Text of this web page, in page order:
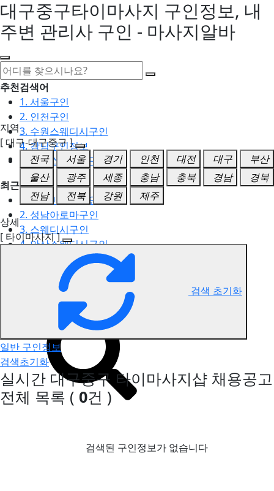
대구중구타이마사지 구인정보, 내
주변 관리사 구인 - 마사지알바
추천검색어
1. 서울구인
2. 인천구인
3. 수원스웨디시구인
4. 강남구인정보
5. 동탄스웨디시구인
최근검색어
1. 일산마사지구인
2. 성남아로마구인
3. 스웨디시구인
4. 안산스웨디시구인
5. 아로마구인
대구중구 타이마사지 구인정보
지역
[ 대구-대구중구 ]
전국
서울 경기 인천 대전 대구
부산
울산
광주 세종 충남 충북 경남
경북
전남
전북 강원
제주
상세
[ 타이마사지 ]
검색 초기화
일반 구인정보
검색초기화
실시간 대구중구 타이마사지샵 채용공고
전체 목록 ( 0건 )
검색된 구인정보가 없습니다